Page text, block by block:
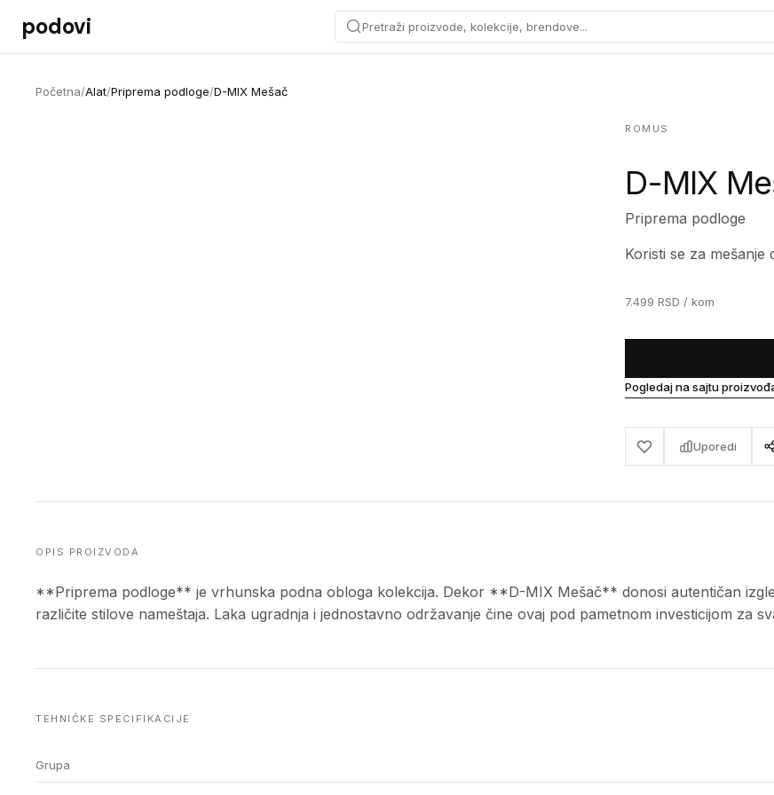
Preskoči na sadržaj
podovi Pretraži proizvode, kolekcije, brendove...
Početna/Alat/Priprema podloge/D-MIX Mešač
ROMUS
D-MIX
Priprema podloge
Koristi se za mešanje
7.499 RSD / kom
Pogledaj na sajtu
Uporedi
OPIS PROIZVODA
**Priprema podloge** je vrhunska podna obloga kolekcija. Dekor **D-MIX Mešač** donosi autentičan
različite stilove nameštaja. Laka ugradnja i jednostavno održavanje čine ovaj pod pametnom investicijom za
TEHNIČKE SPECIFIKACIJE
Grupa